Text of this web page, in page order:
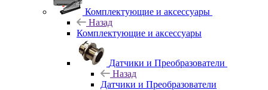
Комплектующие и аксессуары
Назад
Комплектующие и аксессуары
Датчики и Преобразователи
Назад
Датчики и Преобразователи